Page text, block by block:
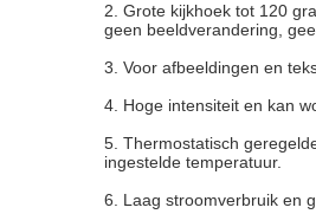
2. Grote kijkhoek tot 120
geen beeldverandering,
3. Voor afbeeldingen en
4. Hoge intensiteit en kan
5. Thermostatisch
ingestelde temperatuur.
6. Laag stroomverbruik en